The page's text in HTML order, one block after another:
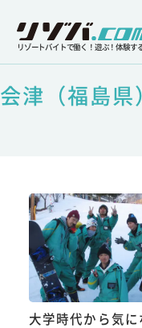
リゾートバイトで働く！遊ぶ！体験す
会津（福島
大学時代から気に